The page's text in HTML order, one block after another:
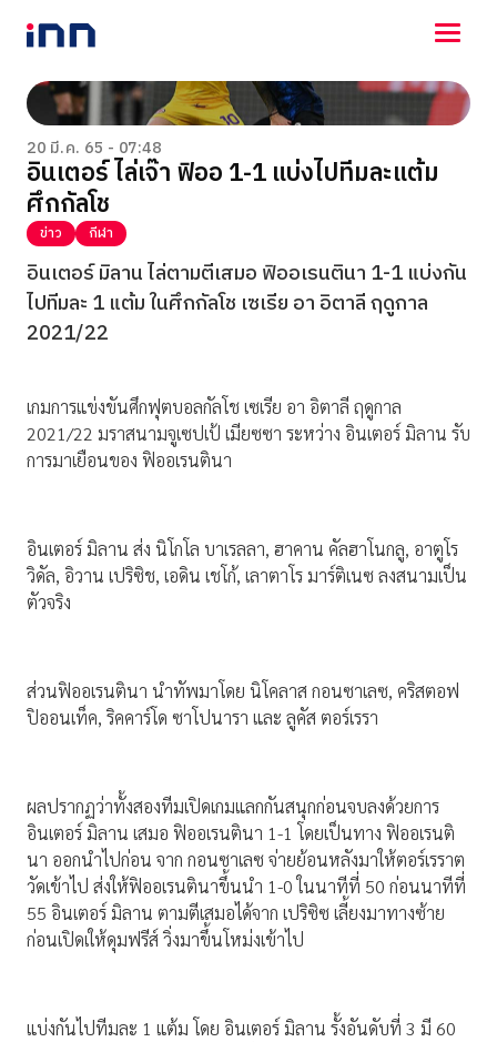
NEWS
ENTERTAINMENT
LIFESTYLE
HOROSCOPE
LOTTERY
VIDEO
ร่วมด้วยช่วยกัน
20 มี.ค. 65 - 07:48
อินเตอร์ ไล่เจ๊า ฟิออ 1-1 แบ่งไปทีมละแต้ม
ศึกกัลโช
ข่าว กีฬา
อินเตอร์ มิลาน ไล่ตามตีเสมอ ฟิออเรนตินา 1-1 แบ่งกัน
ไปทีมละ 1 แต้ม ในศึกกัลโช เซเรีย อา อิตาลี ฤดูกาล
2021/22
เกมการแข่งขันศึกฟุตบอลกัลโช เซเรีย อา อิตาลี ฤดูกาล
2021/22 มราสนามจูเซปเป้ เมียซซา ระหว่าง อินเตอร์ มิลาน รับ
การมาเยือนของ ฟิออเรนตินา
อินเตอร์ มิลาน ส่ง นิโกโล บาเรลลา, ฮาคาน คัลฮาโนกลู, อาตูโร
วิดัล, อิวาน เปริซิช, เอดิน เชโก้, เลาตาโร มาร์ติเนซ ลงสนามเป็น
ตัวจริง
ส่วนฟิออเรนตินา นำทัพมาโดย นิโคลาส กอนซาเลซ, คริสตอฟ
ปิออนเท็ค, ริคคาร์โด ซาโปนารา และ ลูคัส ตอร์เรรา
ผลปรากฏว่าทั้งสองทีมเปิดเกมแลกกันสนุกก่อนจบลงด้วยการ
อินเตอร์ มิลาน เสมอ ฟิออเรนตินา 1-1 โดยเป็นทาง ฟิออเรนติ
นา ออกนำไปก่อน จาก กอนซาเลซ จ่ายย้อนหลังมาให้ตอร์เรราต
วัดเข้าไป ส่งให้ฟิออเรนตินาขึ้นนำ 1-0 ในนาทีที่ 50 ก่อนนาทีที่
55 อินเตอร์ มิลาน ตามตีเสมอได้จาก เปริซิซ เลี้ยงมาทางซ้าย
ก่อนเปิดเให้ดุมฟรีส์ วิ่งมาขึ้นโหม่งเข้าไป
แบ่งกันไปทีมละ 1 แต้ม โดย อินเตอร์ มิลาน รั้งอันดับที่ 3 มี 60